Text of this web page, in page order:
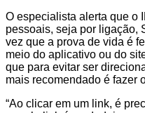
O especialista alerta que o
pessoais, seja por ligação,
vez que a prova de vida é
meio do aplicativo ou do
que para evitar ser
mais recomendado é fazer
“Ao clicar em um link, é